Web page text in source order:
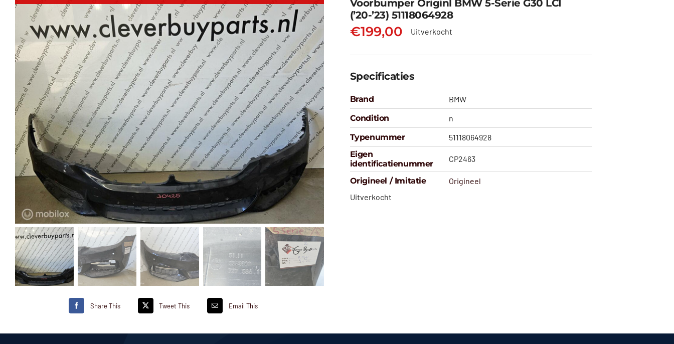
Share This Tweet This Email This
Voorbumper Originl BMW 5-Serie G30 LCI
(’20-’23) 51118064928
€199,00 Uitverkocht
Specificaties
Brand
BMW
Condition
n
Typenummer
51118064928
Eigen
identificatienummer
CP2463
Origineel / Imitatie
Origineel
Uitverkocht